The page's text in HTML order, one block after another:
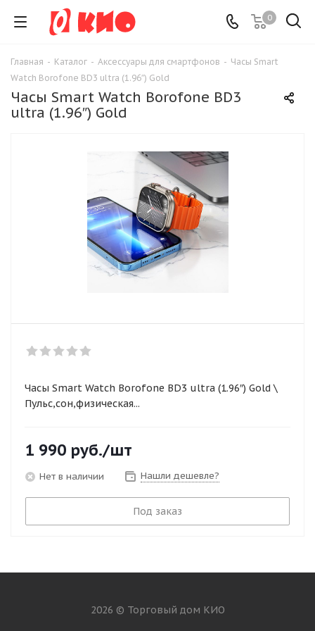
0
Главная - Каталог - Аксессуары для смартфонов - Часы Smart
Watch Borofone BD3 ultra (1.96″) Gold
Часы Smart Watch Borofone BD3
ultra (1.96″) Gold
Часы Smart Watch Borofone BD3 ultra (1.96″) Gold \
Пульс,сон,физическая...
1 990 руб./шт
Нет в наличии Нашли дешевле?
Под заказ
2026 © Торговый дом КИО